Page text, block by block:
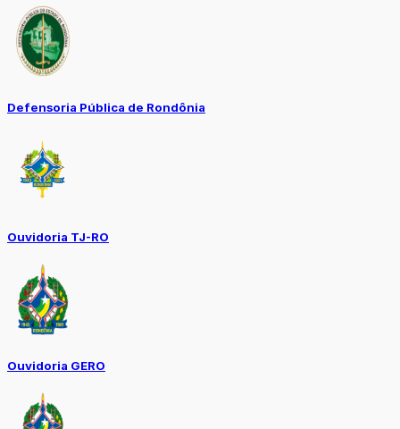
Defensoria Pública de Rondônia
Ouvidoria TJ-RO
Ouvidoria GERO